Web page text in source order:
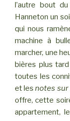
l’autre bout
Hanneton un
qui nous
machine à
marcher, une
bières plus
toutes les
et lesnotes sur
offre, cette
appartement,